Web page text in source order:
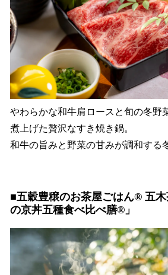
やわらかな和牛肩ロースと旬の冬野
煮上げた贅沢なすき焼き鍋。
和牛の旨みと野菜の甘みが調和する
■五穀豊穣のお茶屋ごはん®︎ 五
の京丼五種食べ比べ膳®︎」